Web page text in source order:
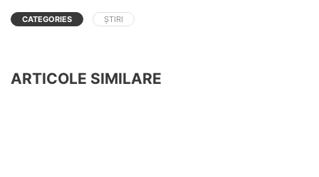
CATEGORIES ȘTIRI
ARTICOLE SIMILARE